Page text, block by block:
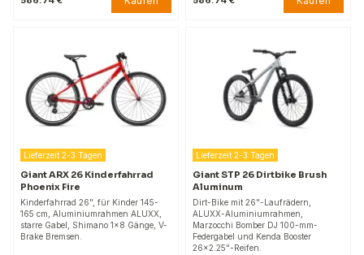
Lieferzeit 2-3 Tagen
Giant ARX 26 Kinderfahrrad
Phoenix Fire
Kinderfahrrad 26", für Kinder 145-
165 cm, Aluminiumrahmen ALUXX,
starre Gabel, Shimano 1x8 Gänge, V-
Brake Bremsen.
Lieferzeit 2-3 Tagen
Giant STP 26 Dirtbike Brush
Aluminum
Dirt-Bike mit 26"-Laufrädern,
ALUXX-Aluminiumrahmen,
Marzocchi Bomber DJ 100-mm-
Federgabel und Kenda Booster
26x2.25"-Reifen.